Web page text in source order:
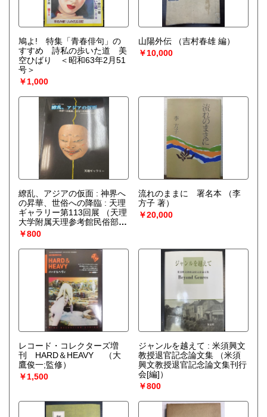
鳩よ! 特集「青春俳句」の
すすめ 詩私の歩いた道 美
空ひばり ＜昭和63年2月51
号＞
￥1,000
山陽外伝
（吉村春雄 編）
￥10,000
繚乱、アジアの仮面 : 神界へ
の昇華、世俗への降臨 : 天理
ギャラリー第113回展
（天理
大学附属天理参考館民俗部
編）
￥800
流れのままに 署名本
（李
方子 著）
￥20,000
レコード・コレクターズ増
刊 HARD＆HEAVY
（大
鷹俊一;監修）
￥1,500
ジャンルを越えて : 米須興文
教授退官記念論文集
（米須
興文教授退官記念論文集刊行
会[編]）
￥800